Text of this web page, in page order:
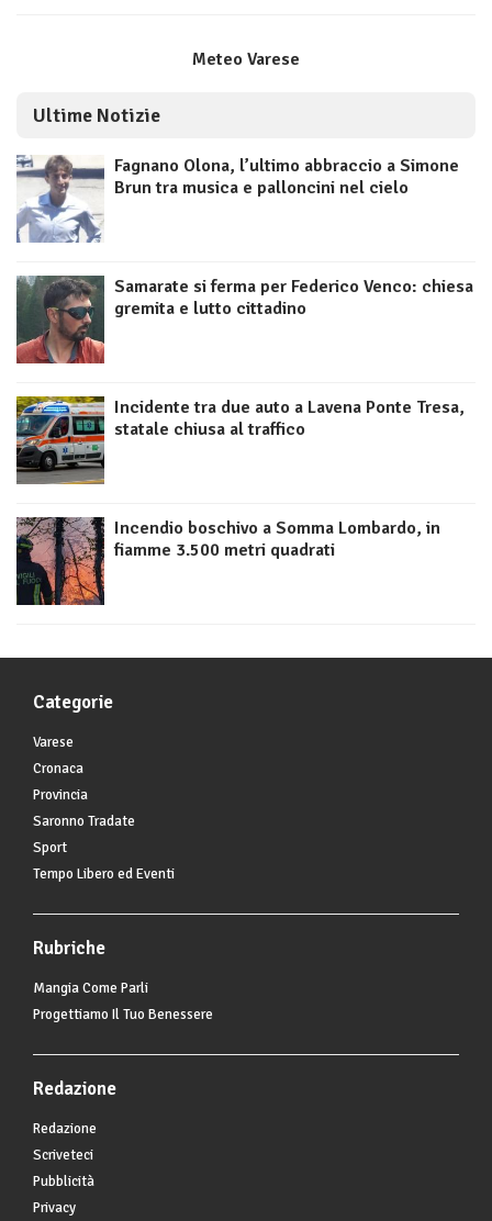
Meteo Varese
Ultime Notizie
Fagnano Olona, l’ultimo abbraccio a Simone
Brun tra musica e palloncini nel cielo
Samarate si ferma per Federico Venco: chiesa
gremita e lutto cittadino
Incidente tra due auto a Lavena Ponte Tresa,
statale chiusa al traffico
Incendio boschivo a Somma Lombardo, in
fiamme 3.500 metri quadrati
Categorie
Varese
Cronaca
Provincia
Saronno Tradate
Sport
Tempo Libero ed Eventi
Rubriche
Mangia Come Parli
Progettiamo Il Tuo Benessere
Redazione
Redazione
Scriveteci
Pubblicità
Privacy